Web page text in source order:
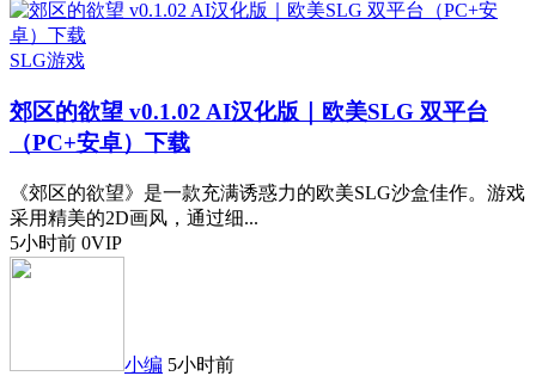
SLG游戏
郊区的欲望 v0.1.02 AI汉化版｜欧美SLG 双平台
（PC+安卓）下载
《郊区的欲望》是一款充满诱惑力的欧美SLG沙盒佳作。游戏
采用精美的2D画风，通过细...
5小时前 0VIP
小编 5小时前